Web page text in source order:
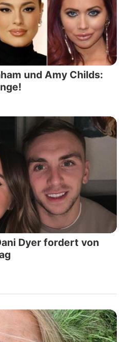
und Amy Childs:
Dyer fordert von